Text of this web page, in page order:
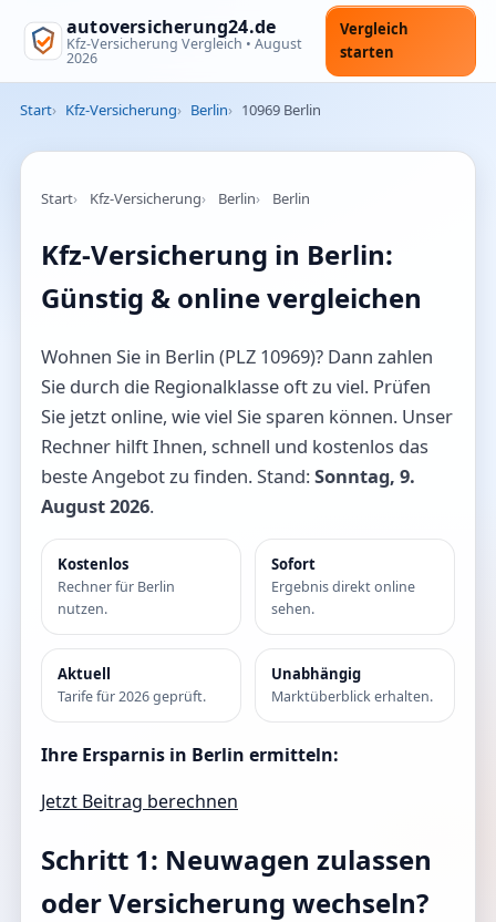
autoversicherung24.de
Kfz-Versicherung Vergleich • August
2026
Vergleich
starten
Start Kfz-Versicherung Berlin 10969 Berlin
Start Kfz-Versicherung Berlin Berlin
Kfz-Versicherung in Berlin:
Günstig & online vergleichen
Wohnen Sie in Berlin (PLZ 10969)? Dann zahlen
Sie durch die Regionalklasse oft zu viel. Prüfen
Sie jetzt online, wie viel Sie sparen können. Unser
Rechner hilft Ihnen, schnell und kostenlos das
beste Angebot zu finden. Stand:Sonntag, 9.
August 2026.
Kostenlos
Rechner für Berlin
nutzen.
Sofort
Ergebnis direkt online
sehen.
Aktuell
Tarife für 2026 geprüft.
Unabhängig
Marktüberblick erhalten.
Ihre Ersparnis in Berlin ermitteln:
Jetzt Beitrag berechnen
Schritt 1: Neuwagen zulassen
oder Versicherung wechseln?